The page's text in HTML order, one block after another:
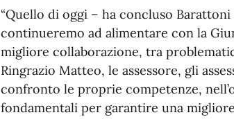
“Quello di oggi – ha concluso
continueremo ad alimentare con la
migliore collaborazione, tra
Ringrazio Matteo, le assessore, gli
confronto le proprie competenze,
fondamentali per garantire una